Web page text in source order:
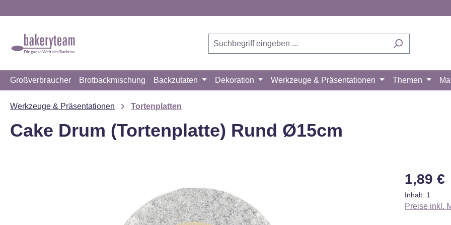
Großverbraucher Brotbackmischung Backzutaten Dekoration Werkzeuge & Präsentationen Themen
Werkzeuge & Präsentationen Tortenplatten
Cake Drum (Tortenplatte) Rund Ø15cm
Regulärer
1,89 €
Inhalt: 1
Preise inkl.